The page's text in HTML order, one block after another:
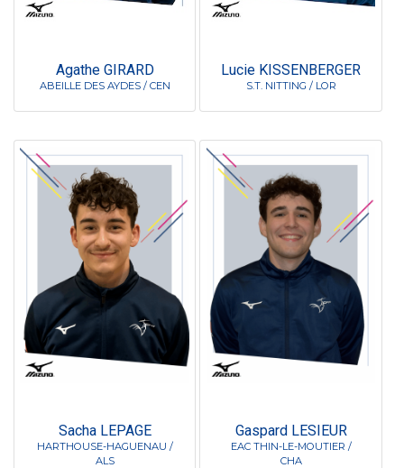
Agathe GIRARD
ABEILLE DES AYDES / CEN
Lucie KISSENBERGER
S.T. NITTING / LOR
Sacha LEPAGE
HARTHOUSE-HAGUENAU /
ALS
Gaspard LESIEUR
EAC THIN-LE-MOUTIER /
CHA